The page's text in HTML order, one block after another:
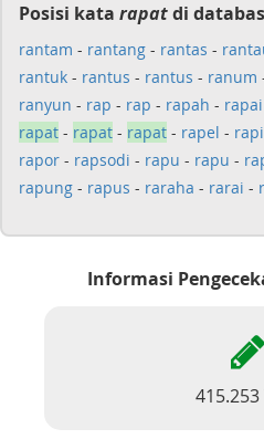
Posisi kata rapatdi
rantam - rantang - rantas -
rantuk - rantus - rantus - ranum
ranyun - rap - rap - rapah - rapai
rapat - rapat - rapat - rapel - rapi
rapor - rapsodi - rapu - rapu -
rapung - rapus - raraha - rarai -
Informasi
415.253